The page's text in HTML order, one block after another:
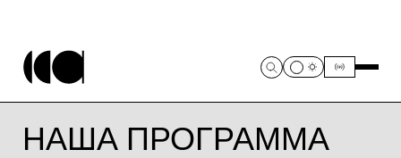
НАША ПРОГРАММА